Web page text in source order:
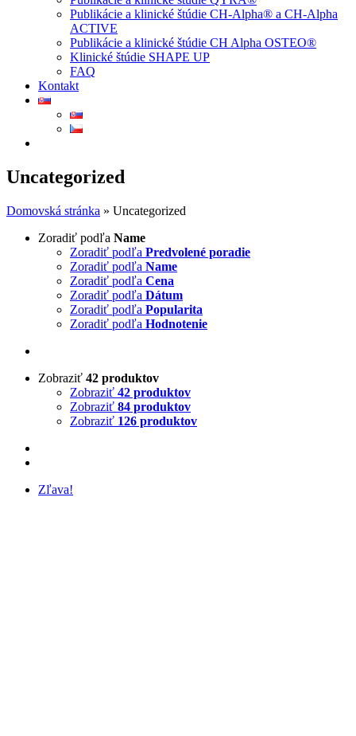
Publikácie a klinické štúdie CH-Alpha® a CH-Alpha
ACTIVE
Publikácie a klinické štúdie CH Alpha OSTEO®
Klinické štúdie SHAPE UP
FAQ
Kontakt
Uncategorized
Domovská stránka » Uncategorized
Zoradiť podľa Name
Zoradiť podľa Predvolené poradie
Zoradiť podľa Name
Zoradiť podľa Cena
Zoradiť podľa Dátum
Zoradiť podľa Popularita
Zoradiť podľa Hodnotenie
Zobraziť 42 produktov
Zobraziť 42 produktov
Zobraziť 84 produktov
Zobraziť 126 produktov
Zľava!